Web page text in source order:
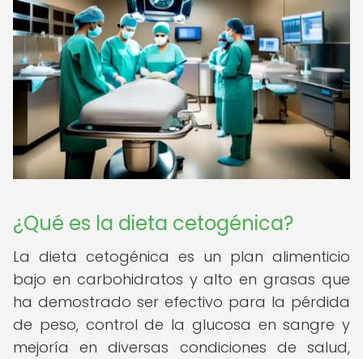
¿Qué es la dieta cetogénica?
La dieta cetogénica es un plan alimenticio
bajo en carbohidratos y alto en grasas que
ha demostrado ser efectivo para la pérdida
de peso, control de la glucosa en sangre y
mejoría en diversas condiciones de salud,